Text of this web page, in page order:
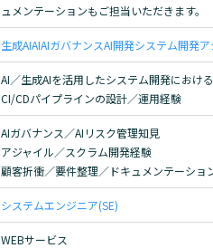
ュメンテーションもご担当いただきます。
生成AIAIAIガバナンスAI開発システム開発
AI／生成AIを活用したシステム開発におけ
CI/CDパイプラインの設計／運用経験
AIガバナンス／AIリスク管理知見
アジャイル／スクラム開発経験
顧客折衝／要件整理／ドキュメンテーショ
システムエンジニア(SE)
WEBサービス